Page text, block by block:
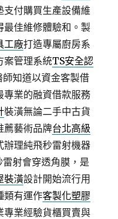
支付購買生產設備維
最佳維修體驗和。製
工廠打造專屬廚房系
案管理系統TS安全認
師知道以資金客製借
專業的融資借款服務
裝潢無論二手中古貨
薦藝術品牌台北高級
辦理純飛秒雷射機器
射會穿透角膜，是
裝潢設計開始流行用
類有運作客製化塑膠
專業經驗貨櫃買賣與